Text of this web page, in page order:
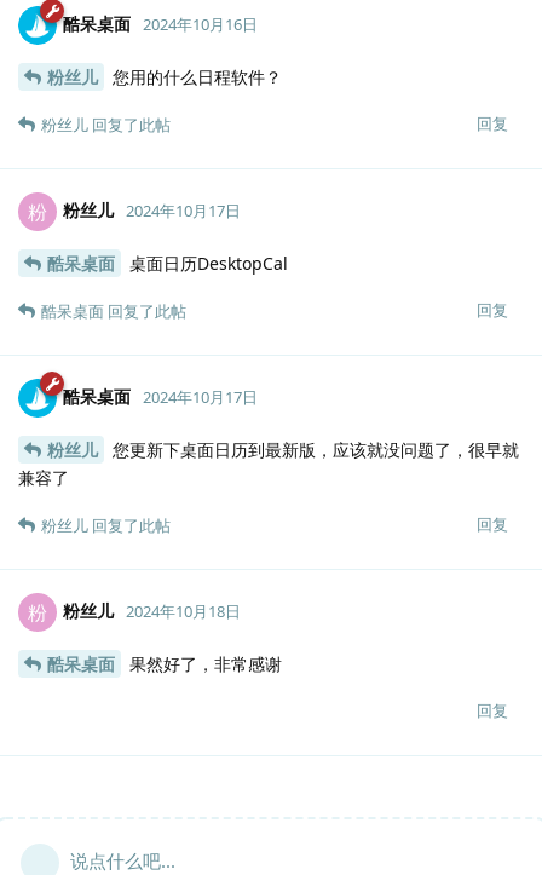
酷呆桌面 2024年10月16日
粉丝儿 您用的什么日程软件？
回复
粉丝儿 回复了此帖
粉 粉丝儿 2024年10月17日
酷呆桌面 桌面日历DesktopCal
回复
酷呆桌面 回复了此帖
酷呆桌面 2024年10月17日
粉丝儿
您更新下桌面日历到最新版，应该就没问题了，很早就
兼容了
回复
粉丝儿 回复了此帖
粉 粉丝儿 2024年10月18日
酷呆桌面 果然好了，非常感谢
回复
说点什么吧...